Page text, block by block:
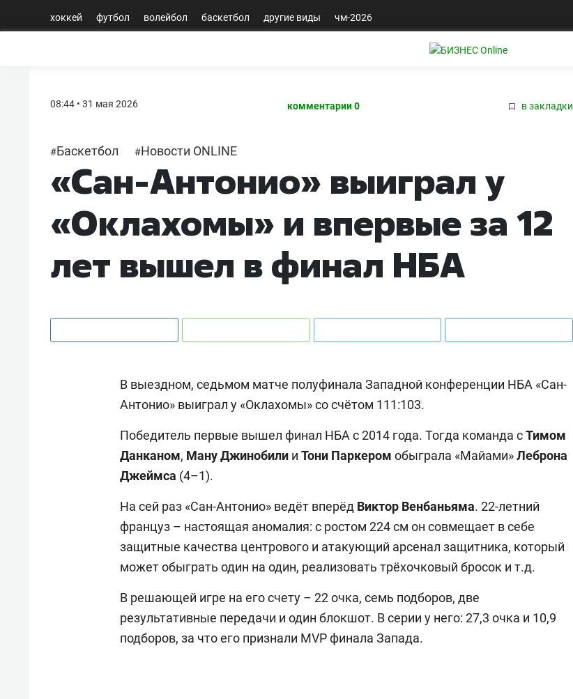
хоккей футбол волейбол баскетбол другие виды чм-2026
08:44 • 31 мая 2026 комментарии 0 в закладки
#Баскетбол #Новости ONLINE
«Сан-Антонио» выиграл у
«Оклахомы» и впервые за 12
лет вышел в финал НБА
В выездном, седьмом матче полуфинала Западной конференции НБА «Сан-
Антонио» выиграл у «Оклахомы» со счётом 111:103.
Победитель первые вышел финал НБА с 2014 года. Тогда команда сТимом
Данканом, МануДжинобили и Тони Паркером обыграла «Майами»Леброна
Джеймса (4–1).
На сей раз «Сан-Антонио» ведёт вперёд Виктор Венбаньяма. 22-летний
француз – настоящая аномалия: с ростом 224 см он совмещает в себе
защитные качества центрового и атакующий арсенал защитника, который
может обыграть один на один, реализовать трёхочковый бросок и т.д.
В решающей игре на его счету – 22 очка, семь подборов, две
результативные передачи и один блокшот. В серии у него: 27,3 очка и 10,9
подборов, за что его признали MVP финала Запада.